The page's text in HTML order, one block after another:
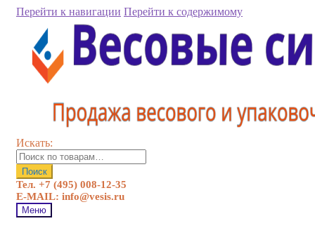
Перейти к навигации Перейти к содержимому
Искать:
Поиск
Тел. +7 (495) 008-12-35
E-MAIL: info@vesis.ru
Меню